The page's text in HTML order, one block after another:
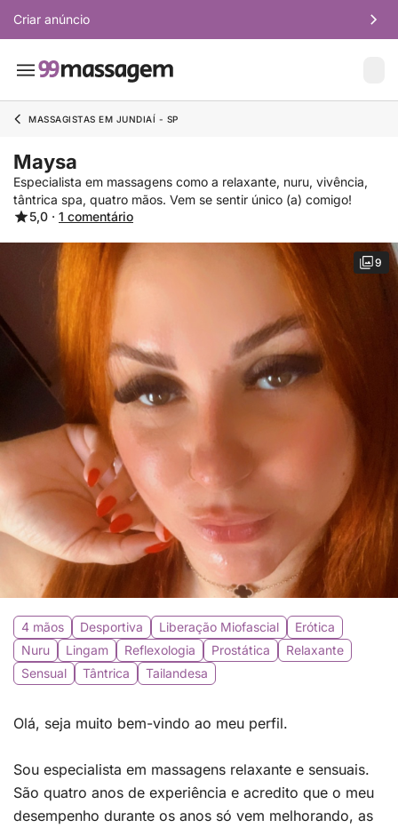
Criar anúncio
MASSAGISTAS EM JUNDIAÍ - SP
Maysa
Especialista em massagens como a relaxante, nuru, vivência,
tântrica spa, quatro mãos. Vem se sentir único (a) comigo!
5,0 · 1 comentário
9
4 mãos Desportiva Liberação Miofascial
Erótica
Nuru
Lingam Reflexologia Prostática
Relaxante
Sensual
Tântrica Tailandesa
Olá, seja muito bem-vindo ao meu perfil.
Sou especialista em massagens relaxante e sensuais.
São quatro anos de experiência e acredito que o meu
desempenho durante os anos só vem melhorando, as